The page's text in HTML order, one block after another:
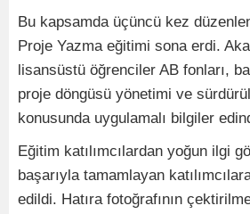
Bu kapsamda üçüncü kez
Proje Yazma eğitimi sona erdi.
lisansüstü öğrenciler AB fonları,
proje döngüsü yönetimi ve
konusunda uygulamalı bilgiler
Eğitim katılımcılardan yoğun ilgi
başarıyla tamamlayan
edildi. Hatıra fotoğrafının